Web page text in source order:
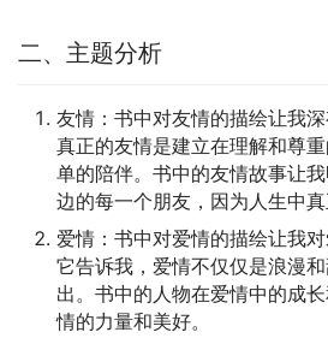
二、主题分析
友情：书中对友情的描绘让我
真正的友情是建立在理解和尊
单的陪伴。书中的友情故事让
边的每一个朋友，因为人生中真
爱情：书中对爱情的描绘让我对
它告诉我，爱情不仅仅是浪漫
出。书中的人物在爱情中的成
情的力量和美好。